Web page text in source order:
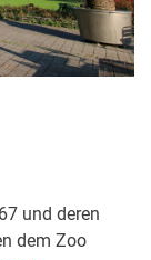
und deren
dem Zoo